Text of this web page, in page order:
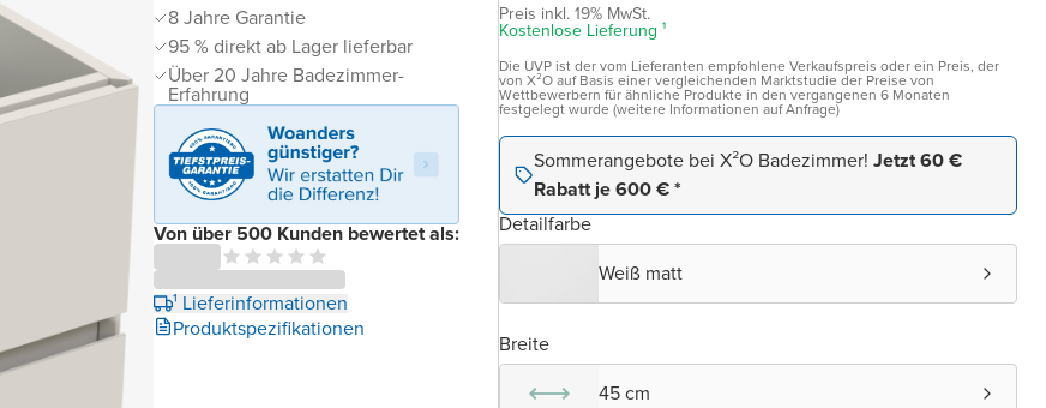
8 Jahre Garantie
95 % direkt ab Lager lieferbar
Über 20 Jahre Badezimmer-
Erfahrung
Von über 500 Kunden bewertet als:
¹ Lieferinformationen
Produktspezifikationen
Preis inkl. 19% MwSt.
Kostenlose Lieferung ¹
Die UVP ist der vom Lieferanten empfohlene Verkaufspreis oder ein Preis, der
von X²O auf Basis einer vergleichenden Marktstudie der Preise von
Wettbewerbern für ähnliche Produkte in den vergangenen 6 Monaten
festgelegt wurde (weitere Informationen auf Anfrage)
Sommerangebote bei X²O Badezimmer! Jetzt 60 €
Rabatt je 600 € *
Detailfarbe
Weiß matt
Breite
45 cm